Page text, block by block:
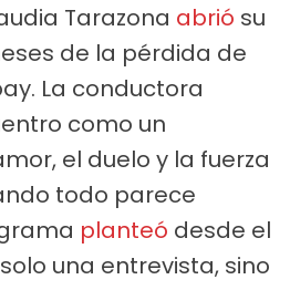
Tarazona abrió su
de la pérdida de
La conductora
como un
el duelo y la fuerza
todo parece
planteó desde el
una entrevista, sino